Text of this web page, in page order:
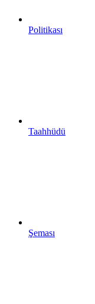
Politikası
Taahhüdü
Şeması